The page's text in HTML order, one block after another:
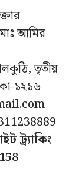
আমির
তৃতীয়
১২১৬
ট্র্যাকিং